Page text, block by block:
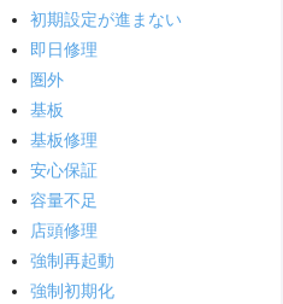
初期設定が進まない
即日修理
圏外
基板
基板修理
安心保証
容量不足
店頭修理
強制再起動
強制初期化